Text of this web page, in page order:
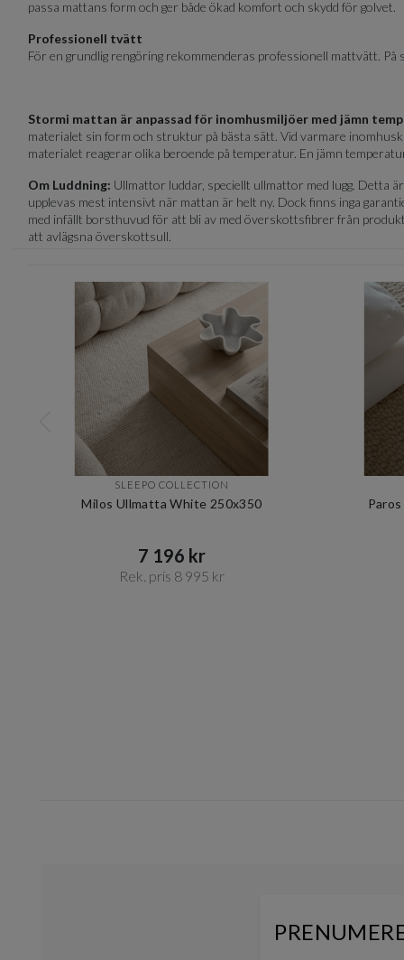
passa mattans form och ger både ökad komfort och skydd för golvet.
Professionell tvätt
För en grundlig rengöring rekommenderas professionell mattvätt.
Stormi mattan är anpassad för inomhusmiljöer med jämn
materialet sin form och struktur på bästa sätt. Vid varmare
materialet reagerar olika beroende på temperatur. En jämn
Om Luddning: Ullmattor luddar, speciellt ullmattor med lugg. Detta
upplevas mest intensivt när mattan är helt ny. Dock finns inga
med infällt borsthuvud för att bli av med överskottsfibrer från
att avlägsna överskottsull.
SLEEPO COLLECTION
Milos Ullmatta White 250x350
7 196 kr​​
Rek. pris 8 995 kr​​